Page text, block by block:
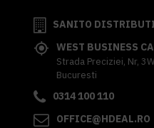
SANITO
WEST BUSINESS
Strada Preciziei, Nr,
Bucuresti
0314 100 110
OFFICE@HDEAL.RO